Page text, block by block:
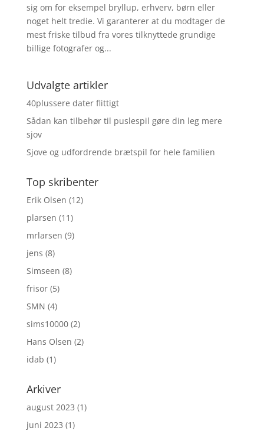
sig om for eksempel bryllup, erhverv, børn eller
noget helt tredie. Vi garanterer at du modtager de
mest friske tilbud fra vores tilknyttede grundige
billige fotografer og...
Udvalgte artikler
40plussere dater flittigt
Sådan kan tilbehør til puslespil gøre din leg mere
sjov
Sjove og udfordrende brætspil for hele familien
Top skribenter
Erik Olsen (12)
plarsen (11)
mrlarsen (9)
jens (8)
Simseen (8)
frisor (5)
SMN (4)
sims10000 (2)
Hans Olsen (2)
idab (1)
Arkiver
august 2023 (1)
juni 2023 (1)